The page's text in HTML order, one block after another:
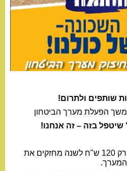
שותפים ולתרום!
הפעלת מערך הביטחון
בזה – זה אנחנו!
תמכו בביטחון השכונה: רק 120 ש"ח לשנה מחזקים את
המערך.